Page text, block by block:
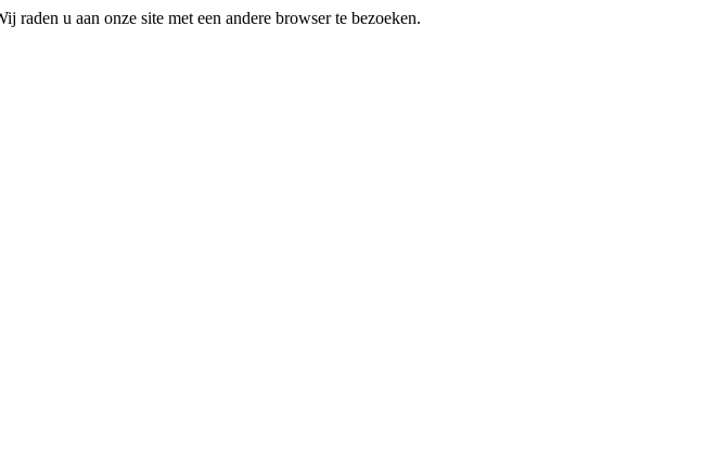
u aan onze site met een andere browser te bezoeken.